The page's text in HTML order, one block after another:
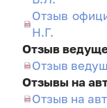
Отзыв
Н.Г.
Отзыв
Отзыв
Отзывы на
Отзыв на